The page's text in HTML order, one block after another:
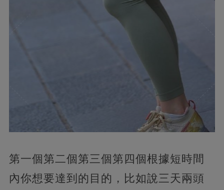
第一個第二個第三個第四個根據短時間
內你想要達到的目的，比如說三天兩頭